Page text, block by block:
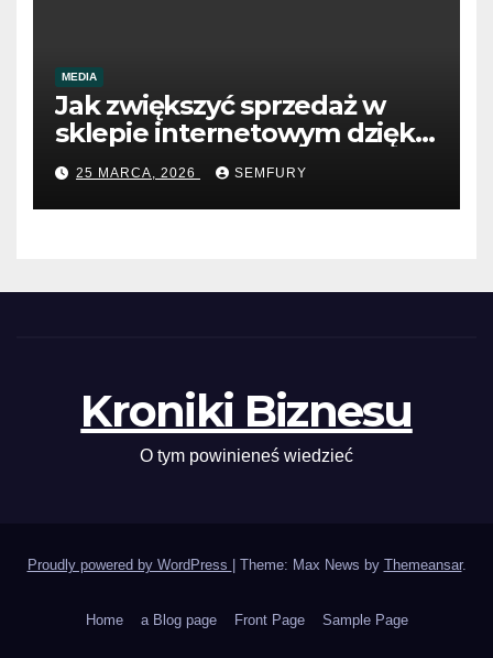
MEDIA
Jak zwiększyć sprzedaż w
sklepie internetowym dzięki
SEO
25 MARCA, 2026 SEMFURY
Kroniki Biznesu
O tym powinieneś wiedzieć
Proudly powered by WordPress Theme: Max News by Themeansar.
Home a Blog page Front Page Sample Page